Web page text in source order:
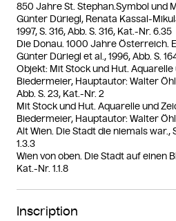
850 Jahre St. Stephan.Symbol und
Günter Düriegl, Renata Kassal-
1997, S. 316, Abb. S. 316, Kat.-Nr. 6.35
Die Donau. 1000 Jahre Österreich.
Günter Düriegl et al., 1996, Abb. S.
Objekt: Mit Stock und Hut.
Biedermeier, Hauptautor: Walter
Abb. S. 23, Kat.-Nr. 2
Mit Stock und Hut. Aquarelle und
Biedermeier, Hauptautor: Walter
Alt Wien. Die Stadt die niemals war.,
1.3.3
Wien von oben. Die Stadt auf einen
Kat.-Nr. 1.1.8
Inscription